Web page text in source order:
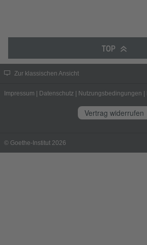
TOP
Zur klassischen Ansicht
Impressum Datenschutz Nutzungsbedingungen
Vertrag widerrufen
© Goethe-Institut 2026